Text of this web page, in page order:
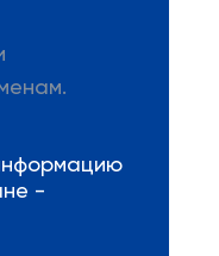
-